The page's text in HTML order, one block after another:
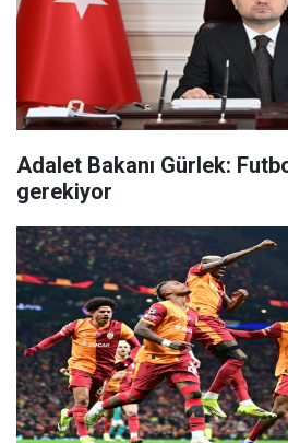
Adalet Bakanı Gürlek:
gerekiyor